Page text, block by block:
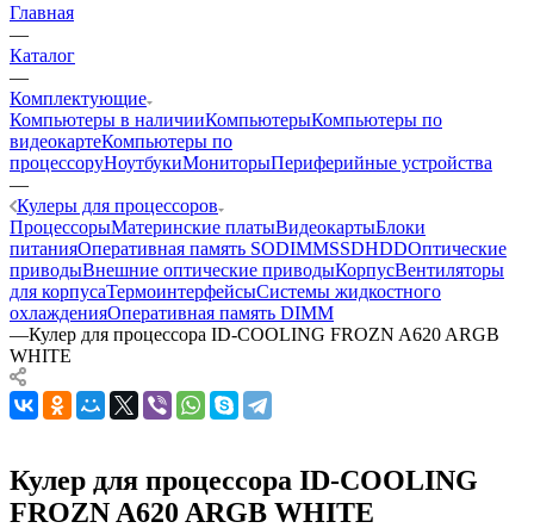
Главная
—
Каталог
—
Комплектующие
Компьютеры в наличииКомпьютерыКомпьютеры по
видеокартеКомпьютеры по
процессоруНоутбукиМониторыПериферийные устройства
—
Кулеры для процессоров
ПроцессорыМатеринские платыВидеокартыБлоки
питанияОперативная память SODIMMSSDHDDОптические
приводыВнешние оптические приводыКорпусВентиляторы
для корпусаТермоинтерфейсыСистемы жидкостного
охлажденияОперативная память DIMM
—Кулер для процессора ID-COOLING FROZN A620 ARGB
WHITE
Кулер для процессора ID-COOLING
FROZN A620 ARGB WHITE